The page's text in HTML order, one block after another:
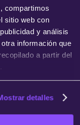
compartimos
sitio web con
y análisis
información que
a partir del
detalles
digital pasando
y lanzamiento.